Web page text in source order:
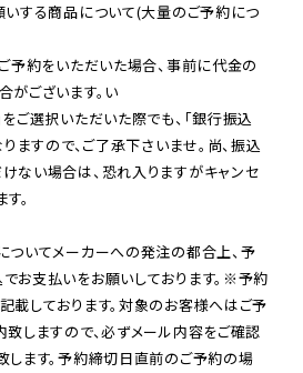
する商品について(大量のご予約につ
予約をいただいた場合、事前に代金の
がございます。い
ご選択いただいた際でも、「銀行振込
ますので、ご了承下さいませ。尚、振込
ない場合は、恐れ入りますがキャンセ
。
いてメーカーへの発注の都合上、予
お支払いをお願いしております。※予約
載しております。対象のお客様へはご予
致しますので、必ずメール内容をご確認
します。予約締切日直前のご予約の場